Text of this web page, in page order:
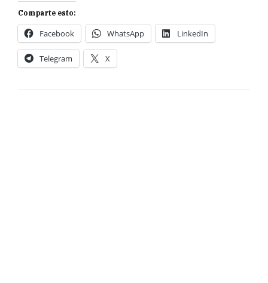
Comparte esto:
Facebook WhatsApp LinkedIn
Telegram X